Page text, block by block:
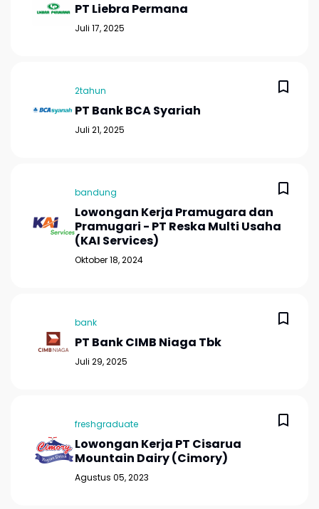
PT Liebra Permana
Juli 17, 2025
2tahun
PT Bank BCA Syariah
Juli 21, 2025
bandung
Lowongan Kerja Pramugara dan
Pramugari - PT Reska Multi Usaha
(KAI Services)
Oktober 18, 2024
bank
PT Bank CIMB Niaga Tbk
Juli 29, 2025
freshgraduate
Lowongan Kerja PT Cisarua
Mountain Dairy (Cimory)
Agustus 05, 2023